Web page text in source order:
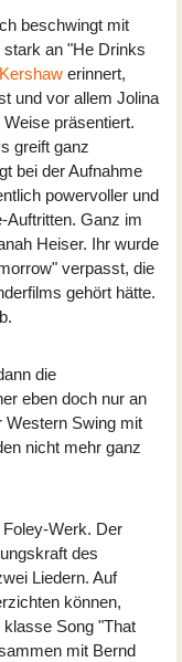
beschwingt mit
an "He Drinks
erinnert,
und vor allem Jolina
präsentiert.
greift ganz
bei der Aufnahme
powervoller und
Auftritten. Ganz im
Heiser. Ihr wurde
verpasst, die
gehört hätte.
die
eben doch nur an
Western Swing mit
nicht mehr ganz
Werk. Der
des
Liedern. Auf
können,
Song "That
mit Bernd